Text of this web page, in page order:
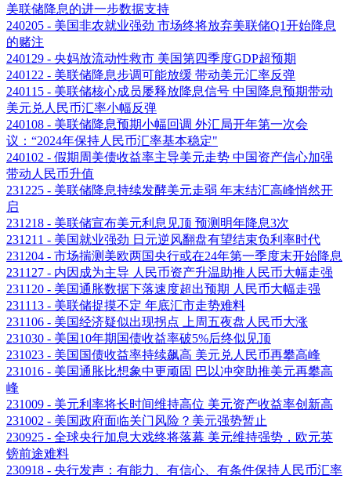
美联储降息的进一步数据支持
240205 - 美国非农就业强劲 市场终将放弃美联储Q1开始降息
的赌注
240129 - 央妈放流动性救市 美国第四季度GDP超预期
240122 - 美联储降息步调可能放缓 带动美元汇率反弹
240115 - 美联储核心成员屡释放降息信号 中国降息预期带动
美元兑人民币汇率小幅反弹
240108 - 美联储降息预期小幅回调 外汇局开年第一次会
议：“2024年保持人民币汇率基本稳定"
240102 - 假期周美债收益率主导美元走势 中国资产信心加强
带动人民币升值
231225 - 美联储降息持续发酵美元走弱 年末结汇高峰悄然开
启
231218 - 美联储宣布美元利息见顶 预测明年降息3次
231211 - 美国就业强劲 日元逆风翻盘有望结束负利率时代
231204 - 市场揣测美欧两国央行或在24年第一季度末开始降息
231127 - 内因成为主导 人民币资产升温助推人民币大幅走强
231120 - 美国通胀数据下落速度超出预期 人民币大幅走强
231113 - 美联储捉摸不定 年底汇市走势难料
231106 - 美国经济疑似出现拐点 上周五夜盘人民币大涨
231030 - 美国10年期国债收益率破5%后终似见顶
231023 - 美国国债收益率持续飙高 美元兑人民币再攀高峰
231016 - 美国通胀比想象中更顽固 巴以冲突助推美元再攀高
峰
231009 - 美元利率将长时间维持高位 美元资产收益率创新高
231002 - 美国政府面临关门风险？美元强势暂止
230925 - 全球央行加息大戏终将落幕 美元维持强势，欧元英
镑前途难料
230918 - 央行发声：有能力、有信心、有条件保持人民币汇率